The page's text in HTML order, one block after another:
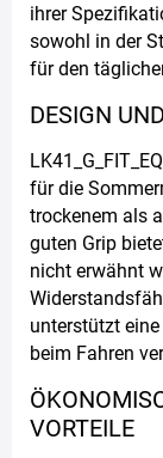
ihrer
sowohl in der
für den
DESIGN
für die
trockenem als
guten Grip
nicht erwähnt
unterstützt
beim Fahren
VORTEILE